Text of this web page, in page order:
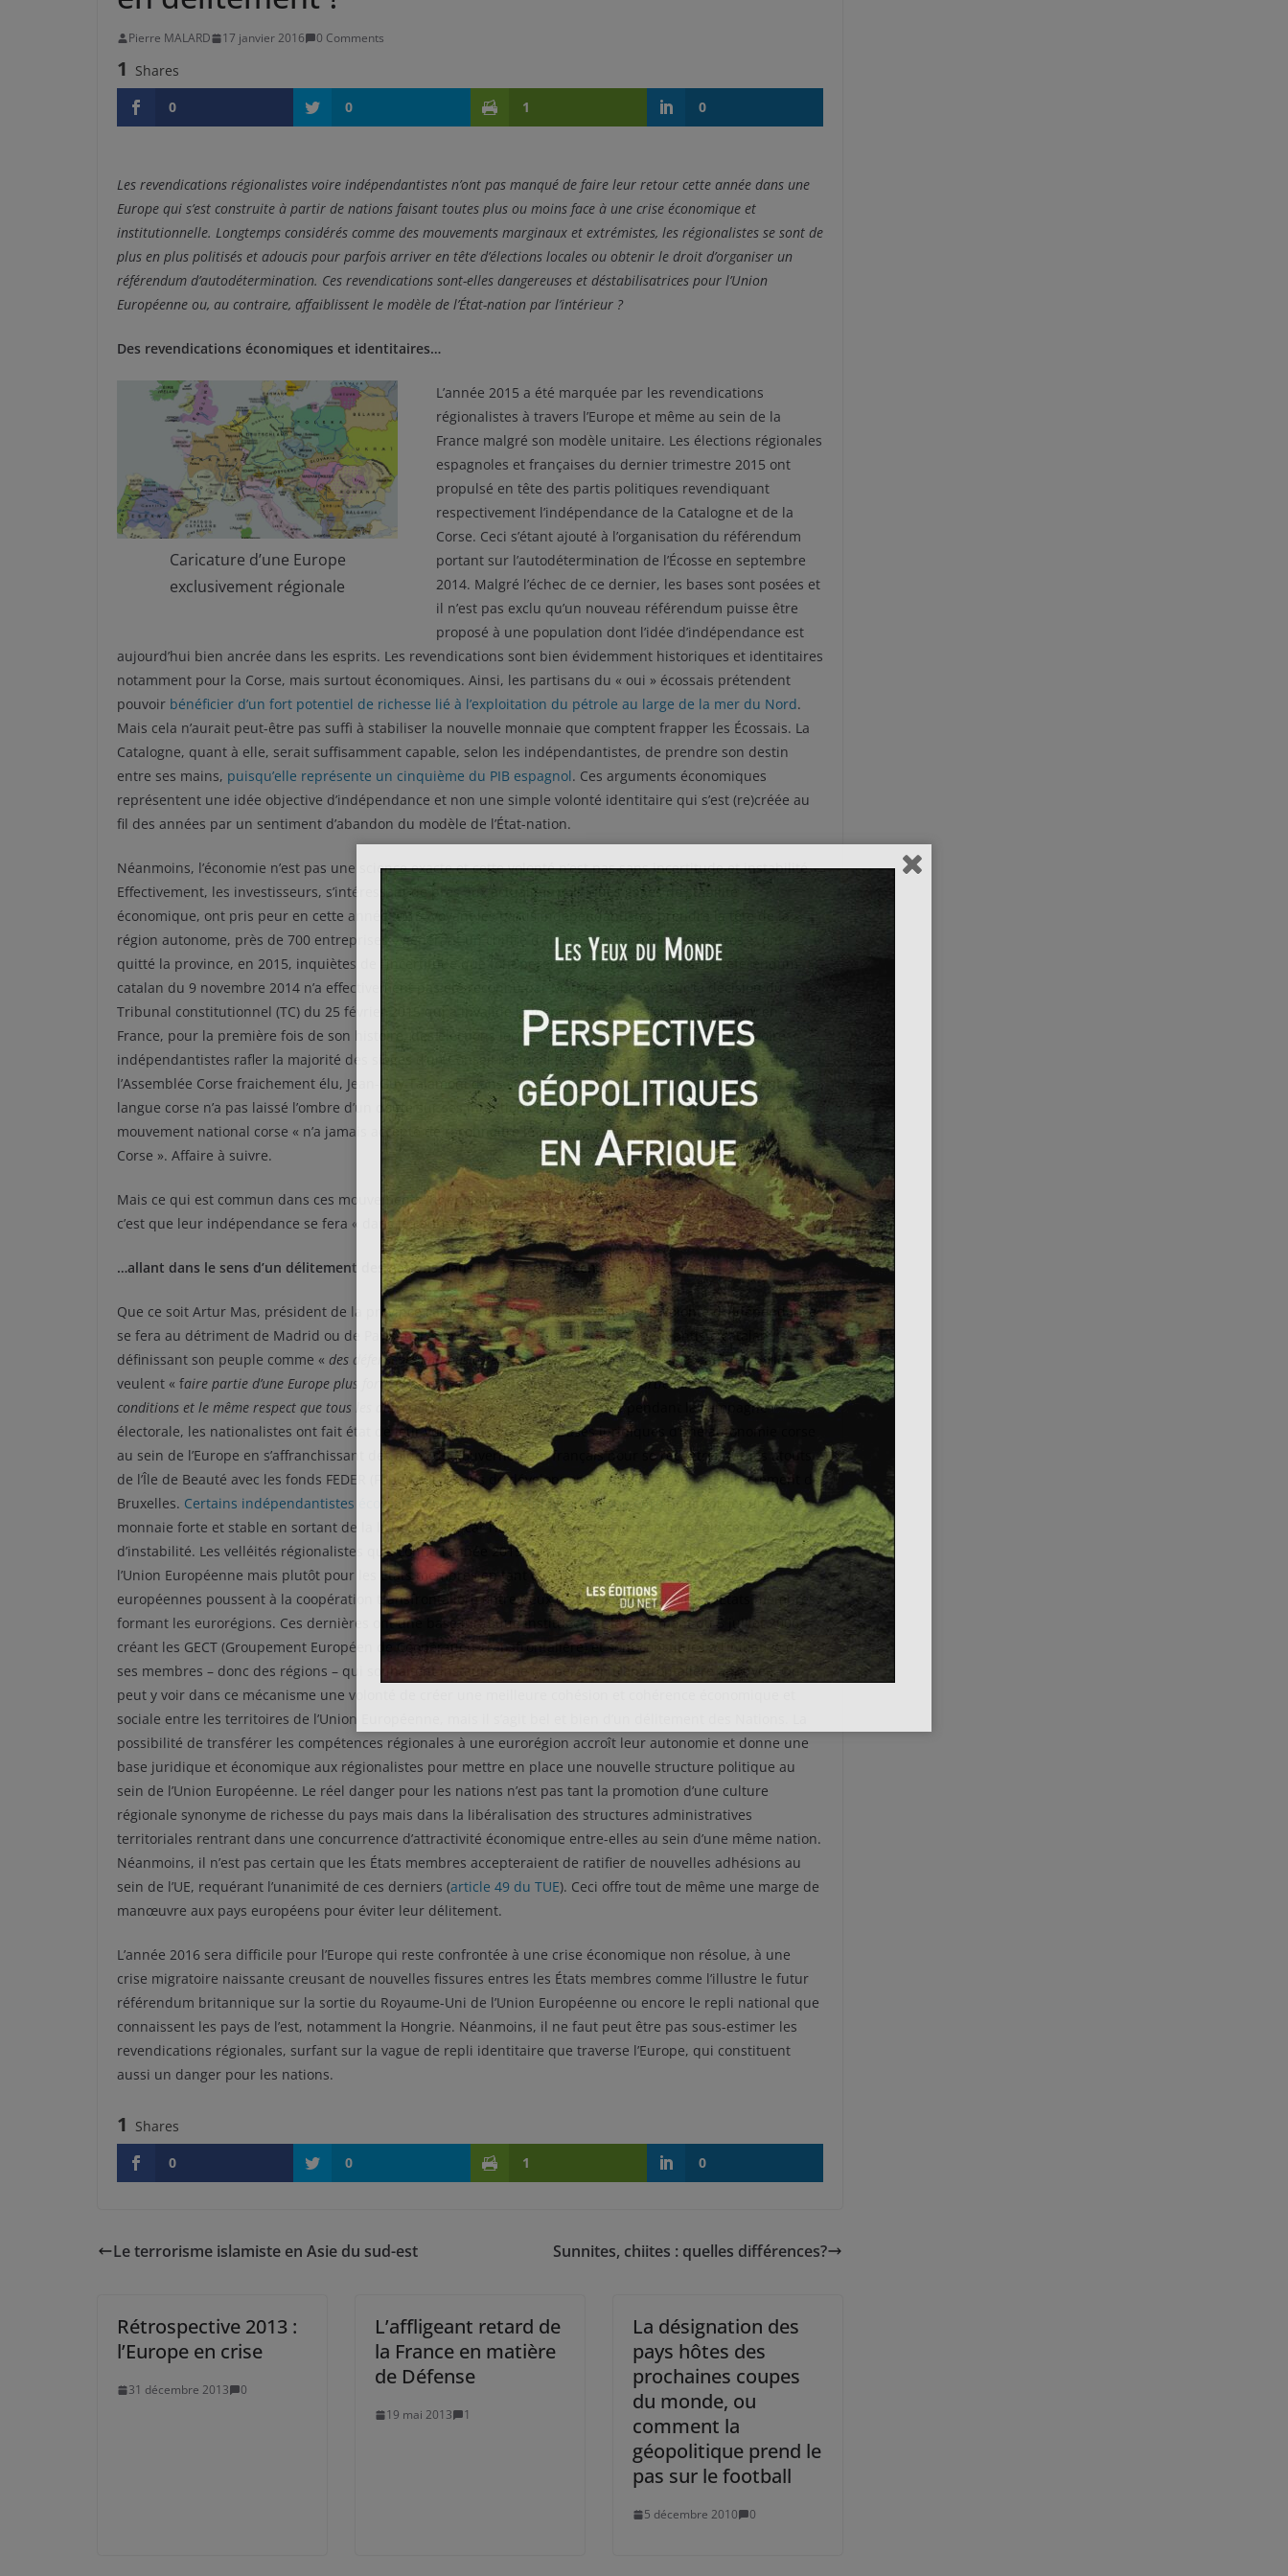
Pierre MALARD 17 janvier 2016 0 Comments
1 Shares
0
0 1 0
Les revendications régionalistes voire indépendantistes n’ont pas manqué de faire leur retour cette année dans une
Europe qui s’est construite à partir de nations faisant toutes plus ou moins face à une crise économique et
institutionnelle. Longtemps considérés comme des mouvements marginaux et extrémistes, les régionalistes se sont de
plus en plus politisés et adoucis pour parfois arriver en tête d’élections locales ou obtenir le droit d’organiser un
référendum d’autodétermination. Ces revendications sont-elles dangereuses et déstabilisatrices pour l’Union
Européenne ou, au contraire, affaiblissent le modèle de l’État-nation par l’intérieur ?
Des revendications économiques et identitaires…
Caricature d’une Europe
exclusivement régionale
L’année 2015 a été marquée par les revendications
régionalistes à travers l’Europe et même au sein de la
France malgré son modèle unitaire. Les élections régionales
espagnoles et françaises du dernier trimestre 2015 ont
propulsé en tête des partis politiques revendiquant
respectivement l’indépendance de la Catalogne et de la
Corse. Ceci s’étant ajouté à l’organisation du référendum
portant sur l’autodétermination de l’Écosse en septembre
2014. Malgré l’échec de ce dernier, les bases sont posées et
il n’est pas exclu qu’un nouveau référendum puisse être
proposé à une population dont l’idée d’indépendance est
aujourd’hui bien ancrée dans les esprits. Les revendications sont bien évidemment historiques et identitaires
notamment pour la Corse, mais surtout économiques. Ainsi, les partisans du « oui » écossais prétendent
pouvoir bénéficier d’un fort potentiel de richesse lié à l’exploitation du pétrole au large de la mer du Nord.
Mais cela n’aurait peut-être pas suffi à stabiliser la nouvelle monnaie que comptent frapper les Écossais. La
Catalogne, quant à elle, serait suffisamment capable, selon les indépendantistes, de prendre son destin
entre ses mains, puisqu’elle représente un cinquième du PIB espagnol. Ces arguments économiques
représentent une idée objective d’indépendance et non une simple volonté identitaire qui s’est (re)créée au
fil des années par un sentiment d’abandon du modèle de l’État-nation.
Néanmoins, l’économie n’est pas une science exacte et cette volonté n’est pas sans incertitude et instabilité.
Effectivement, les investisseurs, s’intéressant de près aux actualités politiques gages de stabilité
économique, ont pris peur en cette année 2015. Voyant les partis indépendantistes prendre la tête de la
région autonome, près de 700 entreprises – générant un chiffre d’affaires de 1,5 milliards d’euros – ont
quitté la province, en 2015, inquiètes de l’incertitude que font peser les indépendantistes. Le référendum
catalan du 9 novembre 2014 n’a effectivement pas été reconnu par Madrid se basant sur la décision du
Tribunal constitutionnel (TC) du 25 février 2015 qui a invalidé la loi permettant de l’organiser. Enfin, en
France, pour la première fois de son histoire, des élections locales ont vu deux partis régionalistes voire
indépendantistes rafler la majorité des sièges d’un Conseil régional (l’Assemblée Corse). Le président de
l’Assemblée Corse fraichement élu, Jean-Guy Talamoni dans son discours d’intronisation exclusivement en
langue corse n’a pas laissé l’ombre d’un doute sur ses intentions indépendantistes. Il estime en effet que le
mouvement national corse « n’a jamais accepté de reconnaître le principe de la tutelle française sur la
Corse ». Affaire à suivre.
Mais ce qui est commun dans ces mouvements indépendantistes qu’ils soient écossais, corse ou catalan,
c’est que leur indépendance se fera « dans le cadre européen ».
…allant dans le sens d’un délitement des nations dans le cadre européen.
Que ce soit Artur Mas, président de la province catalane ou Jean-Guy Talamoni, leur volonté d’indépendance
se fera au détriment de Madrid ou de Paris mais pas de celui de Bruxelles. L’indépendantiste catalan
définissant son peuple comme « des défenseurs enthousiastes de la construction européenne» affirme qu’ils
veulent « faire partie d’une Europe plus forte et plus unie, mais [ils veulent]en faire partie dans les mêmes
conditions et le même respect que tous les autres États européens « . Du côté corse, pendant la campagne
électorale, les nationalistes ont fait état de leur volonté de poser les bases juridiques d’une autonomie corse
au sein de l’Europe en s’affranchissant des aides du gouvernement français pour se recentrer sur les atouts
de l’Île de Beauté avec les fonds FEDER (Fonds européens de développement régional) venant directement de
Bruxelles. Certains indépendantistes écossais pensaient même intégrer la zone euro pour garder une
monnaie forte et stable en sortant de la livre sterling, car l’idée de frapper sa propre monnaie serait vecteur
d’instabilité. Les velléités régionalistes qu’a connu l’année 2015 ne s’avèrent donc pas si dangereuses pour
l’Union Européenne mais plutôt pour les États membres en tant que nation. D’ailleurs les institutions
européennes poussent à la coopération transfrontalière entre deux ou plusieurs territoires d’États membres
formant les eurorégions. Ces dernières ont une base juridique instituée par le règlement du 5 juillet 2006
créant les GECT (Groupement Européen de Coopération Transfrontalière) et sont constitués à l’initiative de
ses membres – donc des régions – qui souhaitent instaurer une coopération transfrontalière appuyée. On
peut y voir dans ce mécanisme une volonté de créer une meilleure cohésion et cohérence économique et
sociale entre les territoires de l’Union Européenne, mais il s’agit bel et bien d’un délitement des Nations. La
possibilité de transférer les compétences régionales à une eurorégion accroît leur autonomie et donne une
base juridique et économique aux régionalistes pour mettre en place une nouvelle structure politique au
sein de l’Union Européenne. Le réel danger pour les nations n’est pas tant la promotion d’une culture
régionale synonyme de richesse du pays mais dans la libéralisation des structures administratives
territoriales rentrant dans une concurrence d’attractivité économique entre-elles au sein d’une même nation.
Néanmoins, il n’est pas certain que les États membres accepteraient de ratifier de nouvelles adhésions au
sein de l’UE, requérant l’unanimité de ces derniers (article 49 du TUE). Ceci offre tout de même une marge de
manœuvre aux pays européens pour éviter leur délitement.
L’année 2016 sera difficile pour l’Europe qui reste confrontée à une crise économique non résolue, à une
crise migratoire naissante creusant de nouvelles fissures entres les États membres comme l’illustre le futur
référendum britannique sur la sortie du Royaume-Uni de l’Union Européenne ou encore le repli national que
connaissent les pays de l’est, notamment la Hongrie. Néanmoins, il ne faut peut être pas sous-estimer les
revendications régionales, surfant sur la vague de repli identitaire que traverse l’Europe, qui constituent
aussi un danger pour les nations.
1 Shares
0
0 1 0
Le terrorisme islamiste en Asie du sud-est Sunnites, chiites : quelles différences?
Rétrospective 2013 :
l’Europe en crise
31 décembre 2013 0
L’affligeant retard de
la France en matière
de Défense
19 mai 2013 1
La désignation des
pays hôtes des
prochaines coupes
du monde, ou
comment la
géopolitique prend le
pas sur le football
5 décembre 2010 0